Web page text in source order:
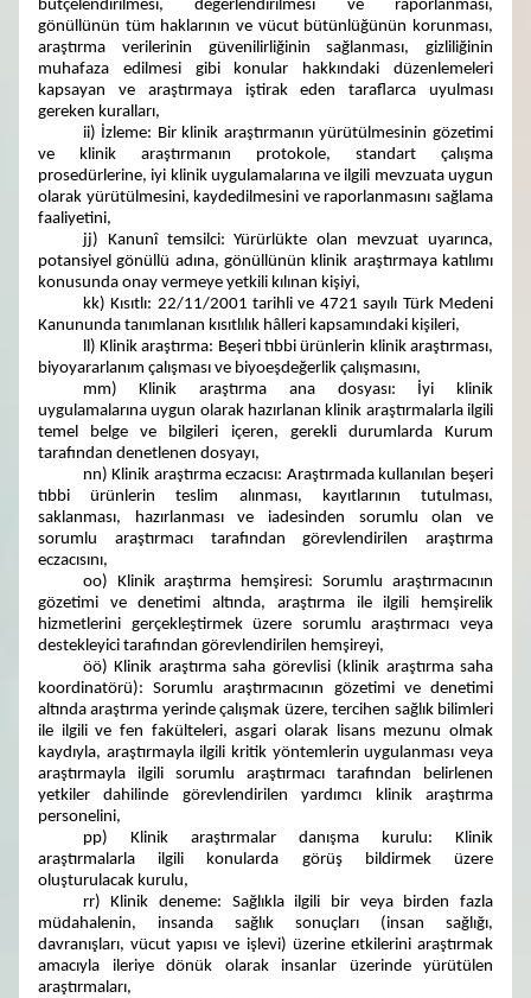
bütçelendirilmesi, değerlendirilmesi ve raporlanması,
gönüllünün tüm haklarının ve vücut bütünlüğünün korunması,
araştırma verilerinin güvenilirliğinin sağlanması, gizliliğinin
muhafaza edilmesi gibi konular hakkındaki düzenlemeleri
kapsayan ve araştırmaya iştirak eden taraflarca uyulması
gereken kuralları,
ii) İzleme: Bir klinik araştırmanın yürütülmesinin gözetimi
ve klinik araştırmanın protokole, standart çalışma
prosedürlerine, iyi klinik uygulamalarına ve ilgili mevzuata uygun
olarak yürütülmesini, kaydedilmesini ve raporlanmasını sağlama
faaliyetini,
jj) Kanunî temsilci: Yürürlükte olan mevzuat uyarınca,
potansiyel gönüllü adına, gönüllünün klinik araştırmaya katılımı
konusunda onay vermeye yetkili kılınan kişiyi,
kk) Kısıtlı: 22/11/2001 tarihli ve 4721 sayılı Türk Medeni
Kanununda tanımlanan kısıtlılık hâlleri kapsamındaki kişileri,
ll) Klinik araştırma: Beşeri tıbbi ürünlerin klinik araştırması,
biyoyararlanım çalışması ve biyoeşdeğerlik çalışmasını,
mm) Klinik araştırma ana dosyası: İyi klinik
uygulamalarına uygun olarak hazırlanan klinik araştırmalarla ilgili
temel belge ve bilgileri içeren, gerekli durumlarda Kurum
tarafından denetlenen dosyayı,
nn) Klinik araştırma eczacısı: Araştırmada kullanılan beşeri
tıbbi ürünlerin teslim alınması, kayıtlarının tutulması,
saklanması, hazırlanması ve iadesinden sorumlu olan ve
sorumlu araştırmacı tarafından görevlendirilen araştırma
eczacısını,
oo) Klinik araştırma hemşiresi: Sorumlu araştırmacının
gözetimi ve denetimi altında, araştırma ile ilgili hemşirelik
hizmetlerini gerçekleştirmek üzere sorumlu araştırmacı veya
destekleyici tarafından görevlendirilen hemşireyi,
öö) Klinik araştırma saha görevlisi (klinik araştırma saha
koordinatörü): Sorumlu araştırmacının gözetimi ve denetimi
altında araştırma yerinde çalışmak üzere, tercihen sağlık bilimleri
ile ilgili ve fen fakülteleri, asgari olarak lisans mezunu olmak
kaydıyla, araştırmayla ilgili kritik yöntemlerin uygulanması veya
araştırmayla ilgili sorumlu araştırmacı tarafından belirlenen
yetkiler dahilinde görevlendirilen yardımcı klinik araştırma
personelini,
pp) Klinik araştırmalar danışma kurulu: Klinik
araştırmalarla ilgili konularda görüş bildirmek üzere
oluşturulacak kurulu,
rr) Klinik deneme: Sağlıkla ilgili bir veya birden fazla
müdahalenin, insanda sağlık sonuçları (insan sağlığı,
davranışları, vücut yapısı ve işlevi) üzerine etkilerini araştırmak
amacıyla ileriye dönük olarak insanlar üzerinde yürütülen
araştırmaları,